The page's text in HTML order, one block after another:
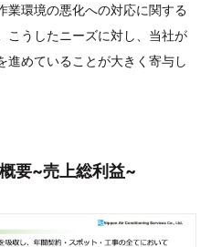
業環境の悪化への対応に関する
こうしたニーズに対し、当社が
進めていることが大きく寄与し
要~売上総利益~